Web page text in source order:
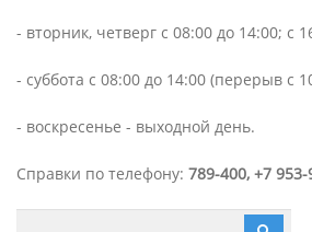
- вторник, четверг с 08:00 до 14:00; с
- суббота с 08:00 до 14:00 (перерыв с
- воскресенье - выходной день.
Справки по телефону: 789-400, +7